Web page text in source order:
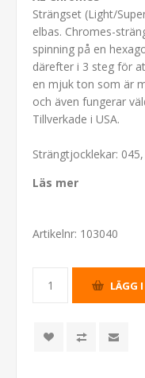
Strängset (Light/
elbas. Chromes-
spinning på en
därefter i 3 steg för
en mjuk ton som är
och även fungerar
Tillverkade i USA.
Strängtjocklekar:
Läs mer
Artikelnr: 103040